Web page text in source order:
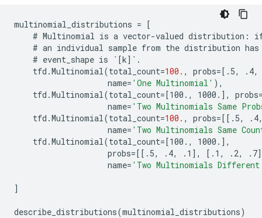
multinomial_distributions = [
# Multinomial is a vector-valued distribution:
# an individual sample from the distribution
    # event_shape is `[k
] ` .
tfd .Multinomial(total_count=100. , probs=[ .5, .4,
name= 'One Multinomial' ),
tfd .Multinomial(total_count=[100., 1000. ] , probs
name= 'Two Multinomials Same
tfd .Multinomial(total_count=100. , probs=[ [.5,
name= 'Two Multinomials Same
tfd .Multinomial(total_count=[100., 1000. ] ,
probs=[ [.5, .4, .1 ] , [ .1, .2, .7]
name= 'Two Multinomials
]
describe_distributions(multinomial_distributions)